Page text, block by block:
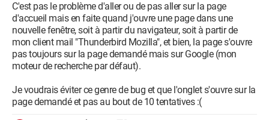
C'est pas le problème d'aller ou de pas aller sur la page
d'accueil mais en faite quand j'ouvre une page dans une
nouvelle fenêtre, soit à partir du navigateur, soit à partir de
mon client mail "Thunderbird Mozilla", et bien, la page s'ouvre
pas toujours sur la page demandé mais sur Google (mon
moteur de recherche par défaut).
Je voudrais éviter ce genre de bug et que l'onglet s'ouvre sur la
page demandé et pas au bout de 10 tentatives :(